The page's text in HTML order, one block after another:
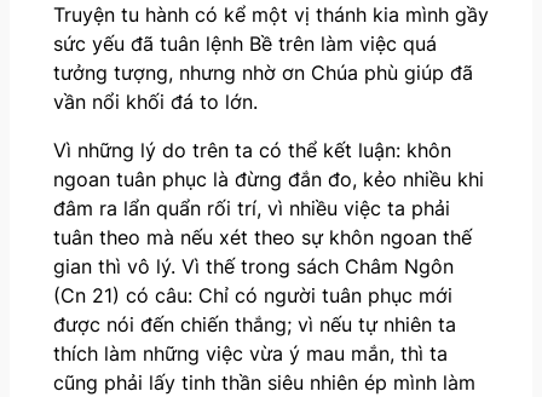
Truyện tu hành có kể một vị thánh kia mình gầy
sức yếu đã tuân lệnh Bề trên làm việc quá
tưởng tượng, nhưng nhờ ơn Chúa phù giúp đã
vần nổi khối đá to lớn.
Vì những lý do trên ta có thể kết luận: khôn
ngoan tuân phục là đừng đắn đo, kẻo nhiều khi
đâm ra lẩn quẩn rối trí, vì nhiều việc ta phải
tuân theo mà nếu xét theo sự khôn ngoan thế
gian thì vô lý. Vì thế trong sách Châm Ngôn
(Cn 21) có câu: Chỉ có người tuân phục mới
được nói đến chiến thắng; vì nếu tự nhiên ta
thích làm những việc vừa ý mau mắn, thì ta
cũng phải lấy tinh thần siêu nhiên ép mình làm